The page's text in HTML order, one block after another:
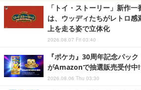
「トイ・ストーリー」新作
は、ウッディたちがレトロ感
上を走る姿で立体化
2026.08.07 Fri 03:40
『ポケカ』30周年記念パッ
がAmazonで抽選販売受付中
2026.08.06 Thu 03:30